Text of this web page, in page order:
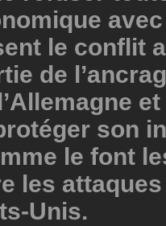
le conflit
de
son
le font
les
Unis.